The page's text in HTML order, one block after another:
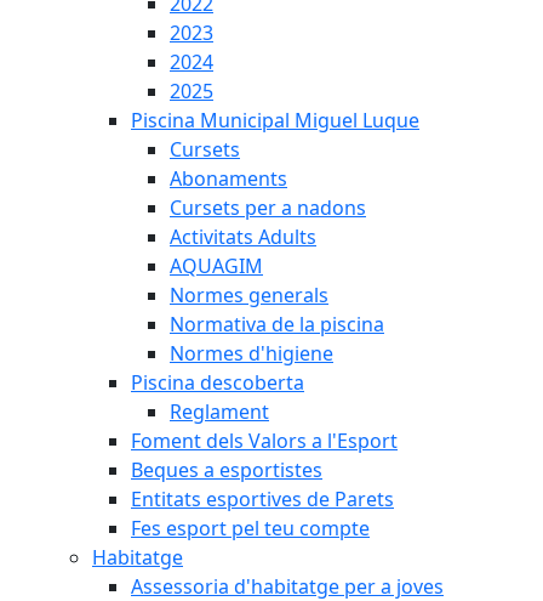
2023
2024
2025
Piscina Municipal Miguel Luque
Cursets
Abonaments
Cursets per a nadons
Activitats Adults
AQUAGIM
Normes generals
Normativa de la piscina
Normes d'higiene
Piscina descoberta
Reglament
Foment dels Valors a l'Esport
Beques a esportistes
Entitats esportives de Parets
Fes esport pel teu compte
Habitatge
Assessoria d'habitatge per a joves